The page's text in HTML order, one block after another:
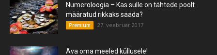
Numeroloogia – Kas sulle on tähtede poolt
määratud rikkaks saada?
Premium 27. veebruar 2017
Ava oma meeled küllusele!